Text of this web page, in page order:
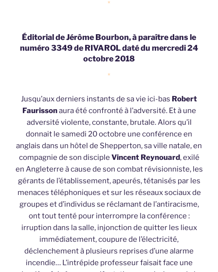
*
Éditorial de Jérôme Bourbon, à paraître dans le
numéro 3349 de RIVAROL daté du mercredi 24
octobre 2018
*
Jusqu’aux derniers instants de sa vie ici-bas Robert
Faurissonaura été confronté à l’adversité. Et à une
adversité violente, constante, brutale. Alors qu’il
donnait le samedi 20 octobre une conférence en
anglais dans un hôtel de Shepperton, sa ville natale, en
compagnie de son disciple Vincent Reynouard, exilé
en Angleterre à cause de son combat révisionniste, les
gérants de l’établissement, apeurés, tétanisés par les
menaces téléphoniques et sur les réseaux sociaux de
groupes et d’individus se réclamant de l’antiracisme,
ont tout tenté pour interrompre la conférence :
irruption dans la salle, injonction de quitter les lieux
immédiatement, coupure de l’électricité,
déclenchement à plusieurs reprises d’une alarme
incendie… L’intrépide professeur faisait face une